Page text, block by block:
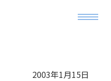
2003年1月15日